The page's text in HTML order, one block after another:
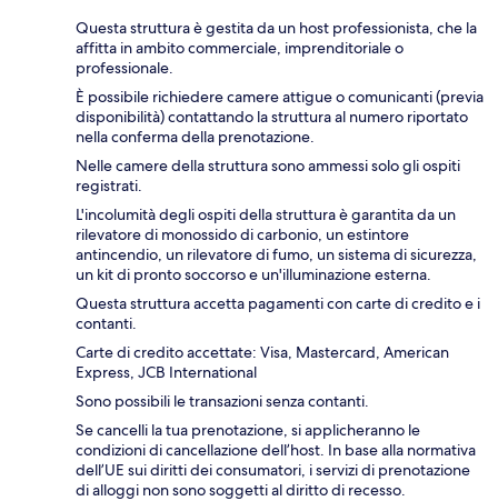
Questa struttura è gestita da un host professionista, che la
affitta in ambito commerciale, imprenditoriale o
professionale.
È possibile richiedere camere attigue o comunicanti (previa
disponibilità) contattando la struttura al numero riportato
nella conferma della prenotazione.
Nelle camere della struttura sono ammessi solo gli ospiti
registrati.
L'incolumità degli ospiti della struttura è garantita da un
rilevatore di monossido di carbonio, un estintore
antincendio, un rilevatore di fumo, un sistema di sicurezza,
un kit di pronto soccorso e un'illuminazione esterna.
Questa struttura accetta pagamenti con carte di credito e i
contanti.
Carte di credito accettate: Visa, Mastercard, American
Express, JCB International
Sono possibili le transazioni senza contanti.
Se cancelli la tua prenotazione, si applicheranno le
condizioni di cancellazione dell’host. In base alla normativa
dell’UE sui diritti dei consumatori, i servizi di prenotazione
di alloggi non sono soggetti al diritto di recesso.